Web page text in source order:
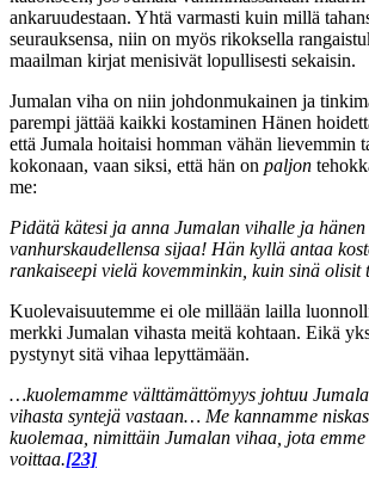
ankaruudestaan. Yhtä varmasti kuin millä
seurauksensa, niin on myös rikoksella
maailman kirjat menisivät lopullisesti sekaisin.
Jumalan viha on niin johdonmukainen ja
parempi jättää kaikki kostaminen Hänen
että Jumala hoitaisi homman vähän lievemmin
kokonaan, vaan siksi, että hän on paljon
me:
Pidätä kätesi ja anna Jumalan vihalle ja
vanhurskaudellensa sijaa! Hän kyllä antaa
rankaiseepi vielä kovemminkin, kuin sinä olisit
Kuolevaisuutemme ei ole millään lailla
merkki Jumalan vihasta meitä kohtaan. Eikä
pystynyt sitä vihaa lepyttämään.
…kuolemamme välttämättömyys johtuu
vihasta syntejä vastaan… Me kannamme
kuolemaa, nimittäin Jumalan vihaa, jota
voittaa.[23]